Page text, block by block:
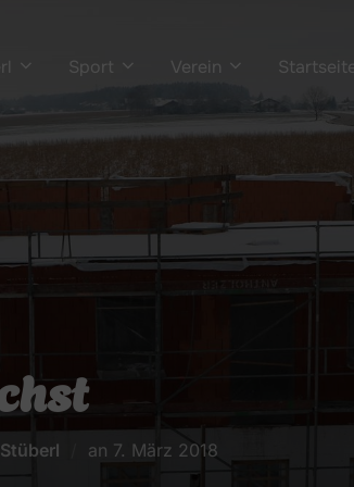
Sport Verein
an Veröffentlicht
7. März 2018